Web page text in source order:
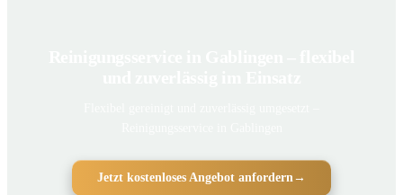
Jetzt kostenloses Angebot anfordern→